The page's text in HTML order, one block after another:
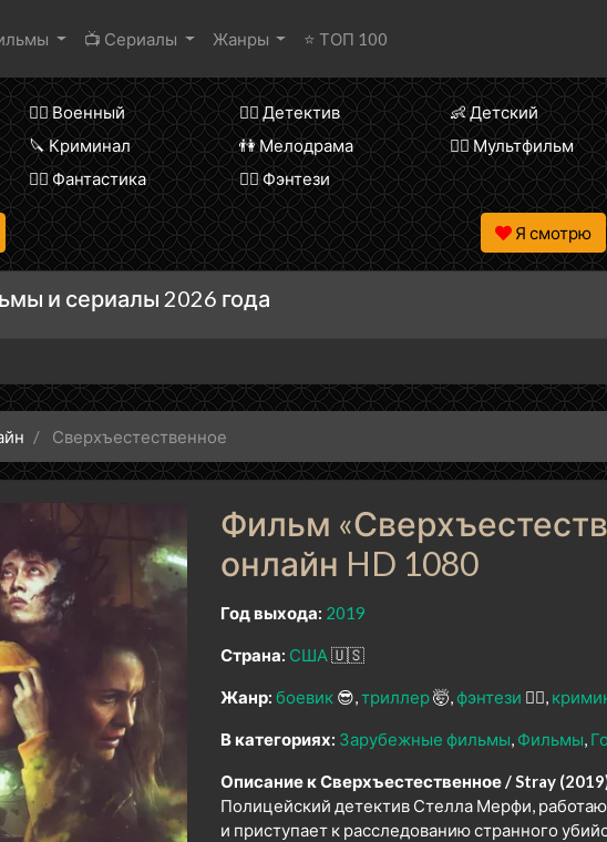
📺 Сериалы Жанры ⭐ ТОП 100
👨‍✈️ Военный 🕵️‍♂️ Детектив 👶 Детский
🔪 Криминал 👫 Мелодрама 🧚‍♀️ Мультфильм
🧙‍♀️ Фантастика 🧝‍♂️ Фэнтези
Я смотрю
и сериалы 2026 года
Сверхъестественное
Фильм
онлайн HD 1080
Год выхода: 2019
Страна: США🇺🇸
Жанр: боевик 😎 триллер🤯 фэнтези 🧝‍♂️
В категориях: Зарубежные фильмы Фильмы
Описание к Сверхъестественное / Stray
Полицейский детектив Стелла Мерфи,
и приступает к расследованию странного